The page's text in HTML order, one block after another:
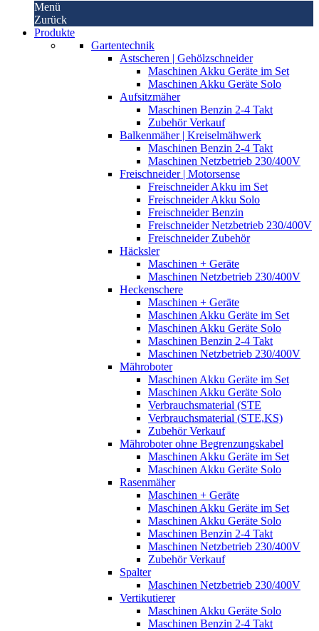
Menü
Zurück
Produkte
Gartentechnik
Astscheren | Gehölzschneider
Maschinen Akku Geräte im Set
Maschinen Akku Geräte Solo
Aufsitzmäher
Maschinen Benzin 2-4 Takt
Zubehör Verkauf
Balkenmäher | Kreiselmähwerk
Maschinen Benzin 2-4 Takt
Maschinen Netzbetrieb 230/400V
Freischneider | Motorsense
Freischneider Akku im Set
Freischneider Akku Solo
Freischneider Benzin
Freischneider Netzbetrieb 230/400V
Freischneider Zubehör
Häcksler
Maschinen + Geräte
Maschinen Netzbetrieb 230/400V
Heckenschere
Maschinen + Geräte
Maschinen Akku Geräte im Set
Maschinen Akku Geräte Solo
Maschinen Benzin 2-4 Takt
Maschinen Netzbetrieb 230/400V
Mähroboter
Maschinen Akku Geräte im Set
Maschinen Akku Geräte Solo
Verbrauchsmaterial (STE
Verbrauchsmaterial (STE,KS)
Zubehör Verkauf
Mähroboter ohne Begrenzungskabel
Maschinen Akku Geräte im Set
Maschinen Akku Geräte Solo
Rasenmäher
Maschinen + Geräte
Maschinen Akku Geräte im Set
Maschinen Akku Geräte Solo
Maschinen Benzin 2-4 Takt
Maschinen Netzbetrieb 230/400V
Zubehör Verkauf
Spalter
Maschinen Netzbetrieb 230/400V
Vertikutierer
Maschinen Akku Geräte Solo
Maschinen Benzin 2-4 Takt